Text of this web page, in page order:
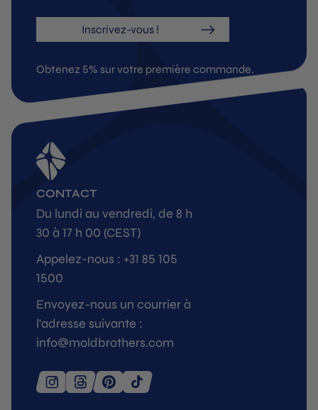
Inscrivez-vous !
Obtenez 5% sur votre première commande.
CONTACT
Du lundi au vendredi, de 8 h
30 à 17 h 00 (CEST)
Appelez-nous : +31 85 105
1500
Envoyez-nous un courrier à
l'adresse suivante :
info@moldbrothers.com